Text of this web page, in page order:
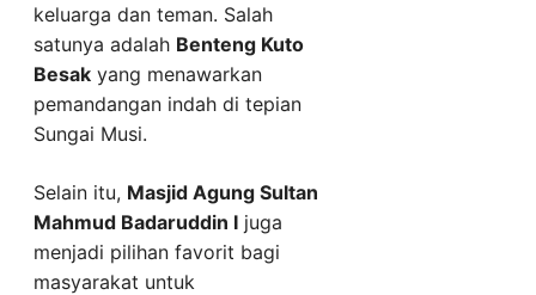
keluarga dan teman. Salah
satunya adalah Benteng Kuto
Besak yang menawarkan
pemandangan indah di tepian
Sungai Musi.
Selain itu, Masjid Agung Sultan
Mahmud Badaruddin I juga
menjadi pilihan favorit bagi
masyarakat untuk